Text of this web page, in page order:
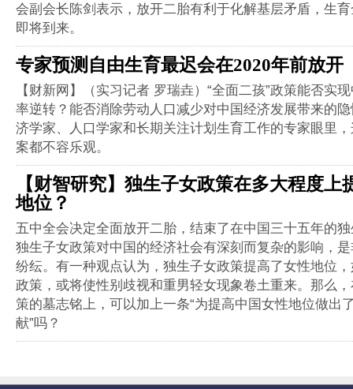
会副会长陈剑表示，放开二胎有利于化解基层矛盾，生
即将到来。
专家预测自由生育最迟会在2020年前放开
【财新网】（实习记者 罗瑞垚）“全面二孩”政策能否实
率逆转？能否消除劳动人口减少对中国经济发展带来的
济学家、人口学家和长期关注计划生育工作的专家眼里
案都不容乐观。
【财智研究】独生子女政策在多大程度上
地位？
五中全会决定全面放开二胎，结束了在中国三十五年的
独生子女政策对中国的经济社会有深刻而复杂的影响，
纷纭。有一种观点认为，独生子女政策提高了女性地位
政策，或将使性别歧视和重男轻女现象卷土重来。那么
策的墓志铭上，可以加上一条“为提高中国女性地位做出
献”吗？